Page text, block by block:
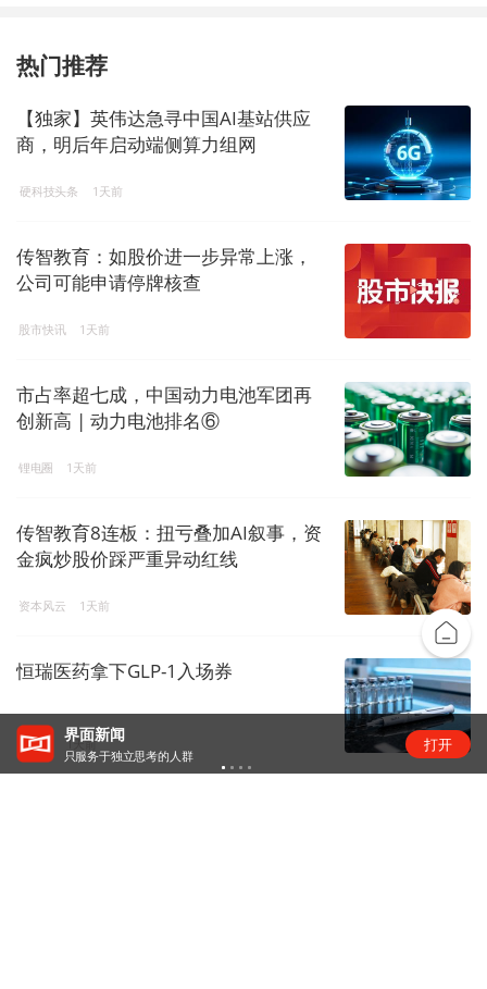
热门推荐
【独家】英伟达急寻中国AI基站供应
商，明后年启动端侧算力组网
硬科技头条 1天前
传智教育：如股价进一步异常上涨，
公司可能申请停牌核查
股市快讯 1天前
市占率超七成，中国动力电池军团再
创新高 | 动力电池排名⑥
锂电圈 1天前
传智教育8连板：扭亏叠加AI叙事，资
金疯炒股价踩严重异动红线
资本风云 1天前
恒瑞医药拿下GLP-1入场券
药事会 1天前
界面新闻
只服务于独立思考的人群
打开